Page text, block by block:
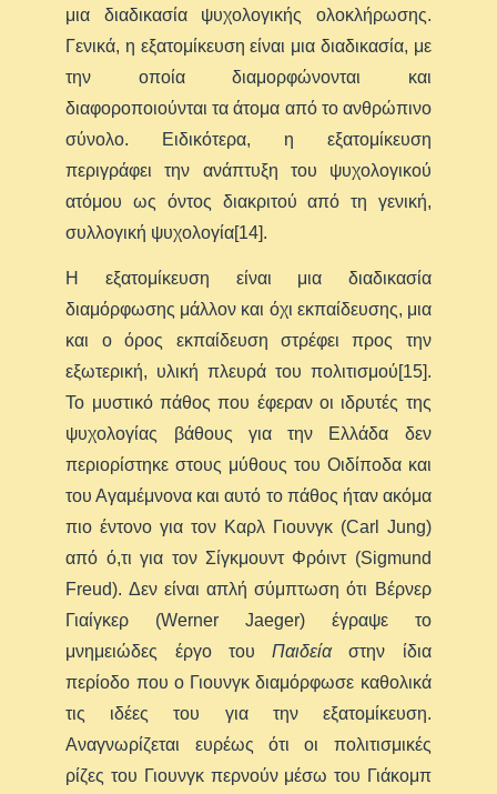
μια διαδικασία ψυχολογικής ολοκλήρωσης.
Γενικά, η εξατομίκευση είναι μια διαδικασία, με
την οποία διαμορφώνονται και
διαφοροποιούνται τα άτομα από το ανθρώπινο
σύνολο. Ειδικότερα, η εξατομίκευση
περιγράφει την ανάπτυξη του ψυχολογικού
ατόμου ως όντος διακριτού από τη γενική,
συλλογική ψυχολογία[14].
Η εξατομίκευση είναι μια διαδικασία
διαμόρφωσης μάλλον και όχι εκπαίδευσης, μια
και ο όρος εκπαίδευση στρέφει προς την
εξωτερική, υλική πλευρά του πολιτισμού[15].
Το μυστικό πάθος που έφεραν οι ιδρυτές της
ψυχολογίας βάθους για την Ελλάδα δεν
περιορίστηκε στους μύθους του Οιδίποδα και
του Αγαμέμνονα και αυτό το πάθος ήταν ακόμα
πιο έντονο για τον Καρλ Γιουνγκ (Carl Jung)
από ό,τι για τον Σίγκμουντ Φρόιντ (Sigmund
Freud). Δεν είναι απλή σύμπτωση ότι Βέρνερ
Γιαίγκερ (Werner Jaeger) έγραψε το
μνημειώδες έργο τουΠαιδείαστην ίδια
περίοδο που ο Γιουνγκ διαμόρφωσε καθολικά
τις ιδέες του για την εξατομίκευση.
Αναγνωρίζεται ευρέως ότι οι πολιτισμικές
ρίζες του Γιουνγκ περνούν μέσω του Γιάκομπ